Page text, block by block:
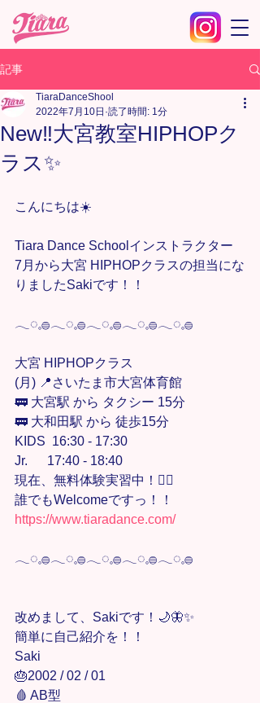
記事
New‼️大宮教室HIPHOPク
ラス✨
TiaraDanceShool
2022年7月10日 読了時間: 1分
こんにちは☀️
Tiara Dance Schoolインストラクター
7月から大宮 HIPHOPクラスの担当にな
りましたSakiです！！
𓂃◌𓈒𓐍𓂃◌𓈒𓐍𓂃◌𓈒𓐍𓂃◌𓈒𓐍𓂃◌𓈒𓐍
大宮 HIPHOPクラス
(月) 📍さいたま市大宮体育館
🚃 大宮駅 から タクシー 15分
🚃 大和田駅 から 徒歩15分
KIDS  16:30 - 17:30
Jr.      17:40 - 18:40
現在、無料体験実習中！🙋‍♀️
誰でもWelcomeですっ！！
https://www.tiaradance.com/
𓂃◌𓈒𓐍𓂃◌𓈒𓐍𓂃◌𓈒𓐍𓂃◌𓈒𓐍𓂃◌𓈒𓐍
改めまして、Sakiです！🌙🦋✨
簡単に自己紹介を！！
Saki
🎂2002 / 02 / 01
🩸 AB型